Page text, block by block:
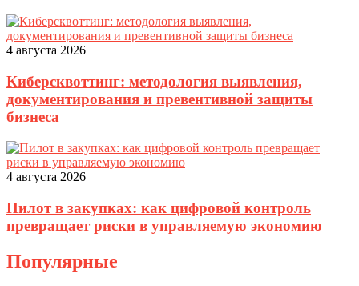
4 августа 2026
Киберсквоттинг: методология выявления,
документирования и превентивной защиты
бизнеса
4 августа 2026
Пилот в закупках: как цифровой контроль
превращает риски в управляемую экономию
Популярные